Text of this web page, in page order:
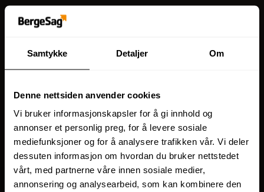
Samtykke Detaljer Om
Denne nettsiden anvender cookies
Vi bruker informasjonskapsler for å gi innhold og
annonser et personlig preg, for å levere sosiale
mediefunksjoner og for å analysere trafikken vår. Vi deler
dessuten informasjon om hvordan du bruker nettstedet
vårt, med partnerne våre innen sosiale medier,
annonsering og analysearbeid, som kan kombinere den